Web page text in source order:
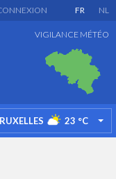
FR NL
VIGILANCE MÉTÉO
23 °C